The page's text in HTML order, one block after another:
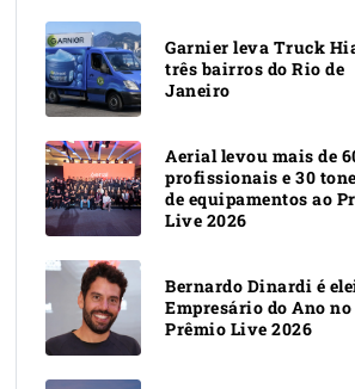
Garnier leva Truck
três bairros do Rio de
Janeiro
Aerial levou mais de
profissionais e 30
de equipamentos ao
Live 2026
Bernardo Dinardi é
Empresário do Ano no
Prêmio Live 2026